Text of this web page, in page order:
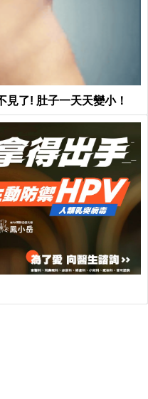
見了! 肚子一天天變小！